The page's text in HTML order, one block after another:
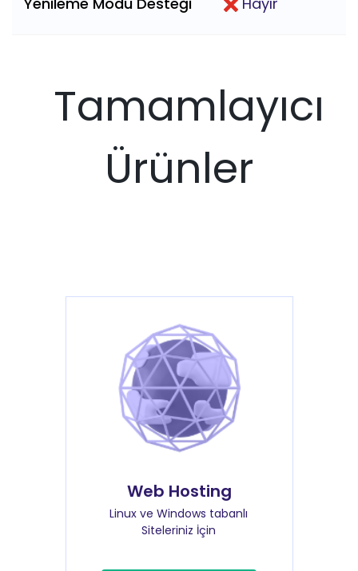
Tamamlayıcı
Ürünler
Web Hosting
Linux ve Windows tabanlı
Siteleriniz İçin